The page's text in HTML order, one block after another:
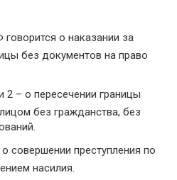
о наказании за
без документов на право
2 – о пересечении границы
без гражданства, без
совершении преступления по
насилия.